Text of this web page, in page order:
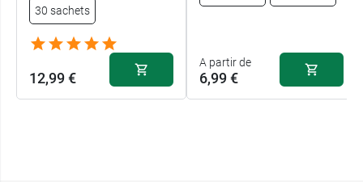
30 sachets
12,99 €
A partir de
6,99 €